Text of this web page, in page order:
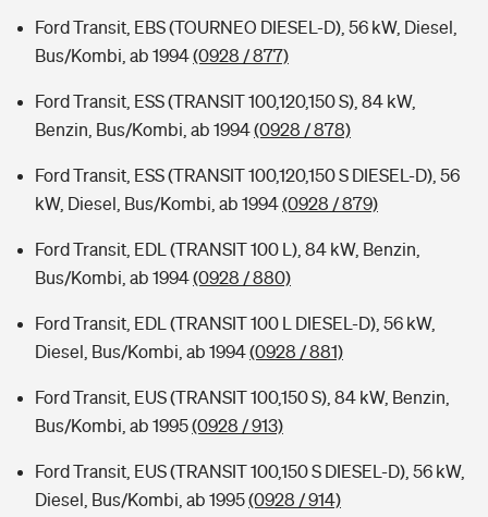
Ford Transit, EBS (TOURNEO DIESEL-D), 56 kW, Diesel,
Bus/Kombi, ab 1994(0928 / 877)
Ford Transit, ESS (TRANSIT 100,120,150 S), 84 kW,
Benzin, Bus/Kombi, ab 1994(0928 / 878)
Ford Transit, ESS (TRANSIT 100,120,150 S DIESEL-D), 56
kW, Diesel, Bus/Kombi, ab 1994(0928 / 879)
Ford Transit, EDL (TRANSIT 100 L), 84 kW, Benzin,
Bus/Kombi, ab 1994(0928 / 880)
Ford Transit, EDL (TRANSIT 100 L DIESEL-D), 56 kW,
Diesel, Bus/Kombi, ab 1994(0928 / 881)
Ford Transit, EUS (TRANSIT 100,150 S), 84 kW, Benzin,
Bus/Kombi, ab 1995(0928 / 913)
Ford Transit, EUS (TRANSIT 100,150 S DIESEL-D), 56 kW,
Diesel, Bus/Kombi, ab 1995(0928 / 914)